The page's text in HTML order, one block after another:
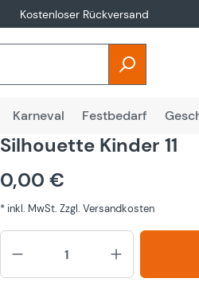
Kostenloser Rückversand
Karneval Festbedarf
Silhouette Kinder 11
0,00 €
* inkl. MwSt. Zzgl. Versandkosten